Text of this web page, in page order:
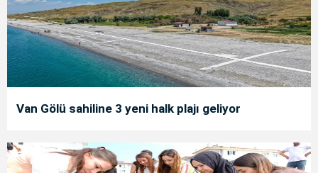
Van Gölü sahiline 3 yeni halk plajı geliyor